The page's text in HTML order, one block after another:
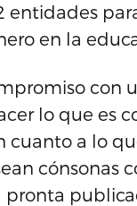
en la
con
lo que es
cuanto a lo
cónsonas
pronta